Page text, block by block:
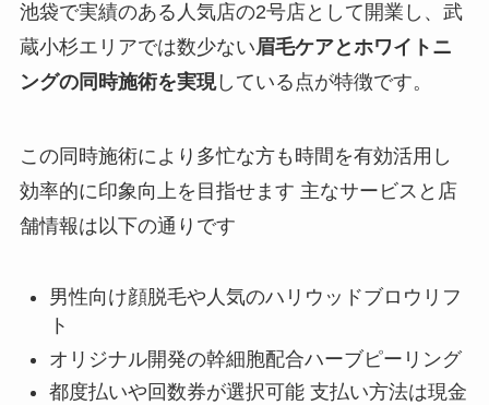
池袋で実績のある人気店の2号店として開業し、武
蔵小杉エリアでは数少ない眉毛ケアとホワイトニ
ングの同時施術を実現している点が特徴です。
この同時施術により多忙な方も時間を有効活用し
効率的に印象向上を目指せます 主なサービスと店
舗情報は以下の通りです
男性向け顔脱毛や人気のハリウッドブロウリフ
ト
オリジナル開発の幹細胞配合ハーブピーリング
都度払いや回数券が選択可能 支払い方法は現金